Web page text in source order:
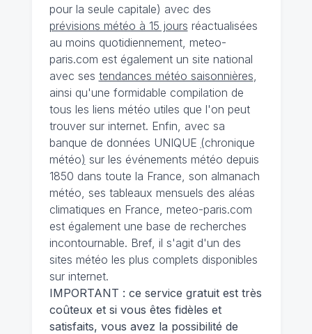
pour la seule capitale) avec des
prévisions météo à 15 jours réactualisées
au moins quotidiennement, meteo-
paris.com est également un site national
avec ses tendances météo saisonnières
ainsi qu'une formidable compilation de
tous les liens météo utiles que l'on peut
trouver sur internet. Enfin, avec sa
banque de données UNIQUE (chronique
météo) sur les événements météo depuis
1850 dans toute la France, son almanach
météo, ses tableaux mensuels des aléas
climatiques en France, meteo-paris.com
est également une base de recherches
incontournable. Bref, il s'agit d'un des
sites météo les plus complets disponibles
sur internet.
IMPORTANT : ce service gratuit est très
coûteux et si vous êtes fidèles et
satisfaits, vous avez la possibilité de